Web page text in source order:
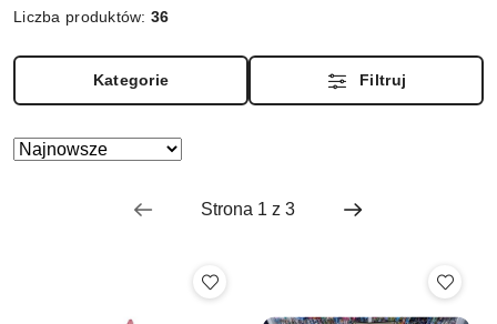
Liczba produktów:36
Kategorie Filtruj
Zastosowano
Sortuj